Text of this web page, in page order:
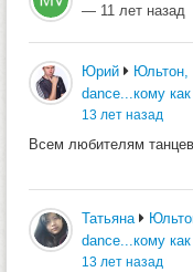
— 11 лет назад
Юрий
Юльтон,
dance...кому
13 лет назад
Всем любителям
Татьяна
dance...кому
13 лет назад